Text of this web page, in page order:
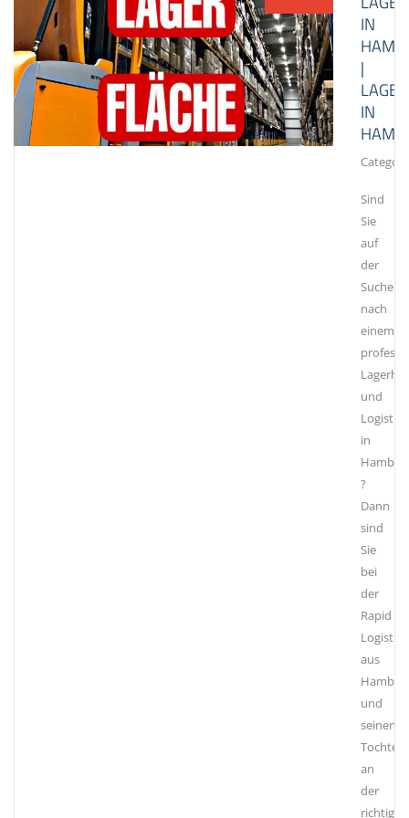
IN
|
LAGER
IN
Sind
Sie
auf
der
Suche
nach
einem
und
in
?
Dann
sind
Sie
bei
der
Rapid
Logistics
aus
und
seinen
an
der
richtige